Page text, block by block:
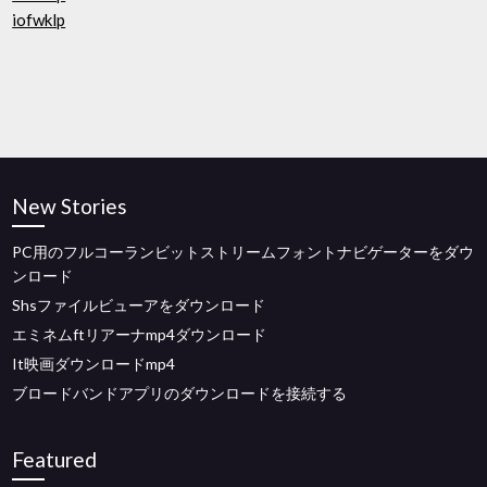
iofwklp
New Stories
PC用のフルコーランビットストリームフォントナビゲーターをダウ
ンロード
Shsファイルビューアをダウンロード
エミネムftリアーナmp4ダウンロード
It映画ダウンロードmp4
ブロードバンドアプリのダウンロードを接続する
Featured